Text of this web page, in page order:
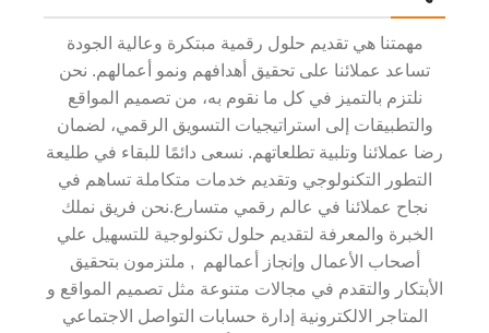
مهمتنا هي تقديم حلول رقمية مبتكرة وعالية الجودة
تساعد عملائنا على تحقيق أهدافهم ونمو أعمالهم. نحن
نلتزم بالتميز في كل ما نقوم به، من تصميم المواقع
والتطبيقات إلى استراتيجيات التسويق الرقمي، لضمان
رضا عملائنا وتلبية تطلعاتهم. نسعى دائمًا للبقاء في طليعة
التطور التكنولوجي وتقديم خدمات متكاملة تساهم في
نجاح عملائنا في عالم رقمي متسارع.نحن فريق نملك
الخبرة والمعرفة لتقديم حلول تكنولوجية للتسهيل علي
أصحاب الأعمال وإنجاز أعمالهم , ملتزمون بتحقيق
الأبتكار والتقدم في مجالات متنوعة مثل تصميم المواقع و
المتاجر الالكترونية إدارة حسابات التواصل الاجتماعي